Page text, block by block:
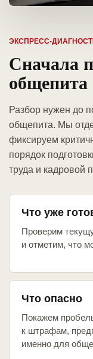
ЭКСПРЕСС-
Сначала
общепита
Разбор нужен до
общепита. Мы
фиксируем
порядок
труда и кадровой
Что уже
Проверим
и отметим, что
Что опасно
Покажем
к штрафам,
именно для